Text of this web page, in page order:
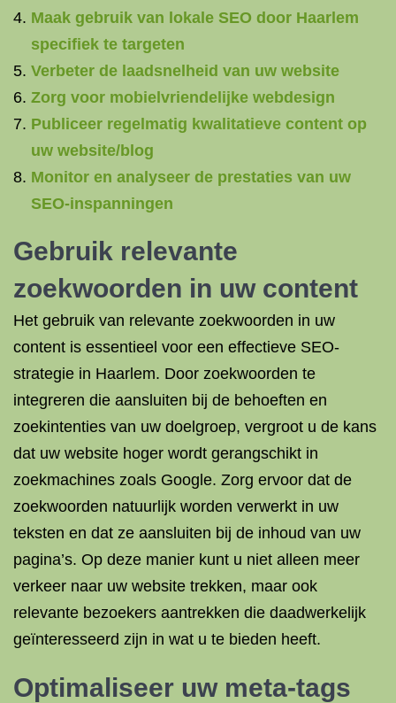
Maak gebruik van lokale SEO door Haarlem
specifiek te targeten
Verbeter de laadsnelheid van uw website
Zorg voor mobielvriendelijke webdesign
Publiceer regelmatig kwalitatieve content op
uw website/blog
Monitor en analyseer de prestaties van uw
SEO-inspanningen
Gebruik relevante
zoekwoorden in uw content
Het gebruik van relevante zoekwoorden in uw
content is essentieel voor een effectieve SEO-
strategie in Haarlem. Door zoekwoorden te
integreren die aansluiten bij de behoeften en
zoekintenties van uw doelgroep, vergroot u de kans
dat uw website hoger wordt gerangschikt in
zoekmachines zoals Google. Zorg ervoor dat de
zoekwoorden natuurlijk worden verwerkt in uw
teksten en dat ze aansluiten bij de inhoud van uw
pagina’s. Op deze manier kunt u niet alleen meer
verkeer naar uw website trekken, maar ook
relevante bezoekers aantrekken die daadwerkelijk
geïnteresseerd zijn in wat u te bieden heeft.
Optimaliseer uw meta-tags